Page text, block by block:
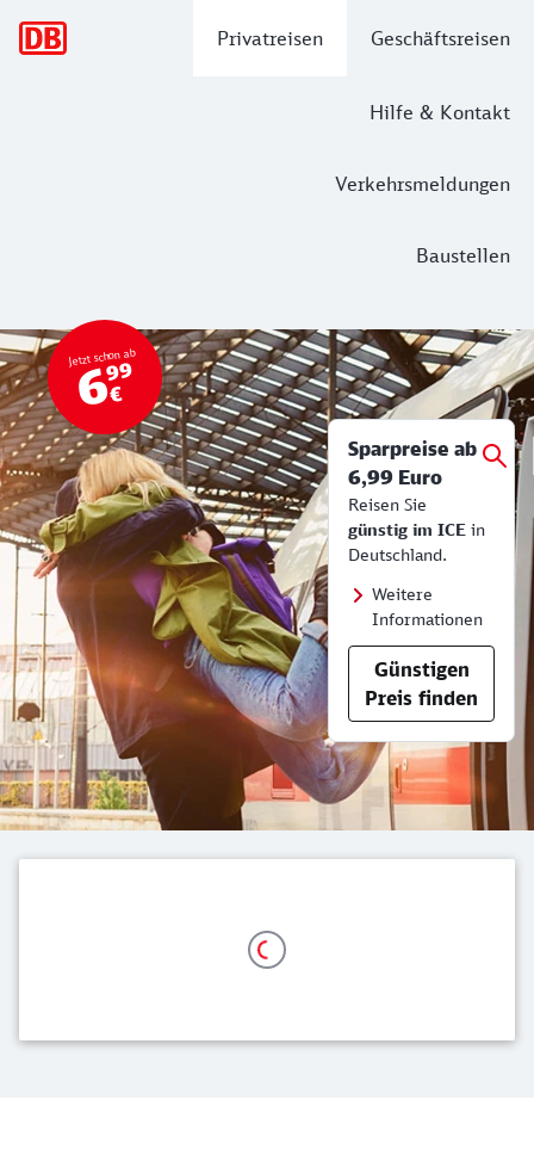
Privatreisen Geschäftsreisen
Hilfe & Kontakt
Verkehrsmeldungen
Baustellen
Bahn Tickets & Services
Top Angebot
Jetzt schon ab
699
€
Sparpreise ab
6,99 Euro
Reisen Sie
günstig im ICE in
Deutschland.
Weitere
Informationen
Günstigen
Preis finden